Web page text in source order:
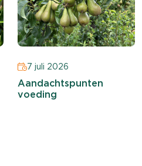
7 juli 2026
Aandachtspunten
voeding